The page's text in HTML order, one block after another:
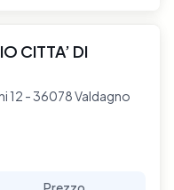
CITTA’ DI
12 - 36078 Valdagno